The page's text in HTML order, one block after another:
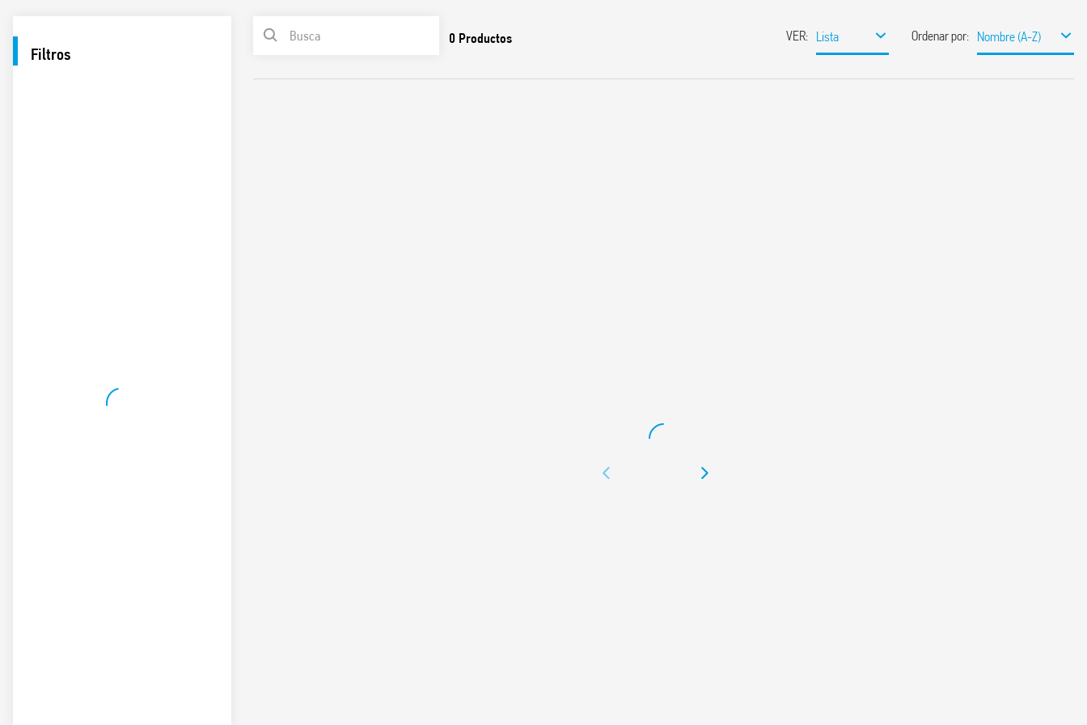
Filtros
0 Productos VER: Lista Ordenar por: Nombre (A-Z)